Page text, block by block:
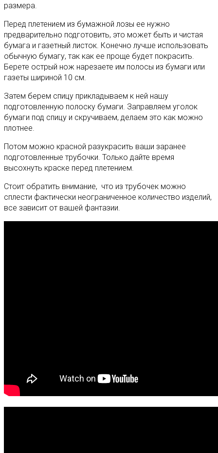
размера.
Перед плетением из бумажной лозы ее нужно
предварительно подготовить, это может быть и чистая
бумага и газетный листок. Конечно лучше использовать
обычную бумагу, так как ее проще будет покрасить.
Берете острый нож нарезаете им полосы из бумаги или
газеты шириной 10 см.
Затем берем спицу прикладываем к ней нашу
подготовленную полоску бумаги. Заправляем уголок
бумаги под спицу и скручиваем, делаем это как можно
плотнее.
Потом можно красной разукрасить ваши заранее
подготовленные трубочки. Только дайте время
высохнуть краске перед плетением.
Стоит обратить внимание, что из трубочек можно
сплести фактически неограниченное количество изделий,
все зависит от вашей фантазии.